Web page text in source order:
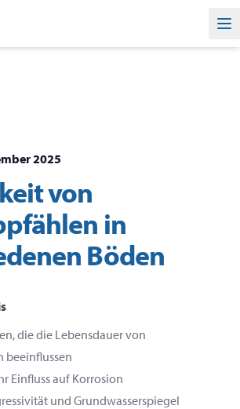
2025
von
in
Böden
die die Lebensdauer von
beeinflussen
Einfluss auf Korrosion
und Grundwasserspiegel